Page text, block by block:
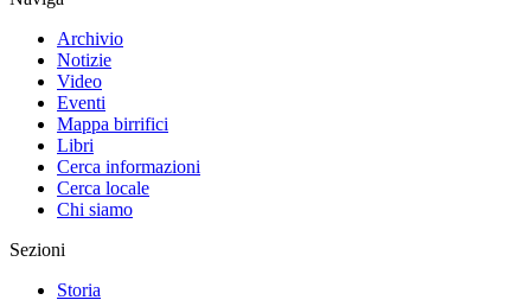
Archivio
Notizie
Video
Eventi
Mappa birrifici
Libri
Cerca informazioni
Cerca locale
Chi siamo
Sezioni
Storia